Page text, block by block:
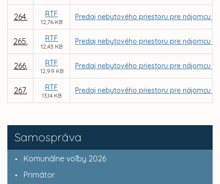
Samospráva
Komunálne voľby 2026
Primátor
264. RTF
12,76 KB
Predaj nebytového priestoru pre nájomcu
265. RTF
12,43 KB
Predaj nebytového priestoru pre nájomcu
266. RTF
12,99 KB
Predaj nebytového priestoru pre nájomcu
267. RTF
13,14 KB
Predaj nebytového priestoru pre nájomcu